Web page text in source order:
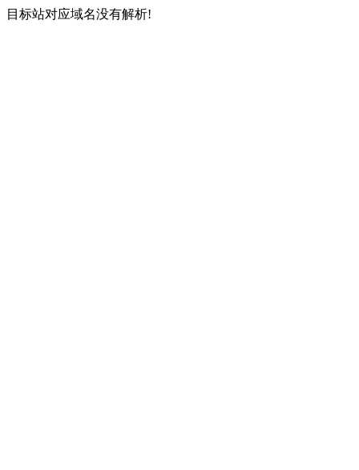
目标站对应域名没有解析!